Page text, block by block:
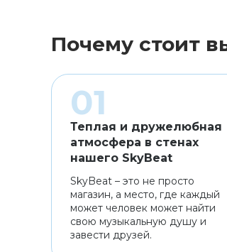
Почему стоит
Теплая и дружелюбная
атмосфера в стенах
нашего SkyBeat
SkyBeat – это не просто
магазин, а место, где каждый
может человек может найти
свою музыкальную душу и
завести друзей.